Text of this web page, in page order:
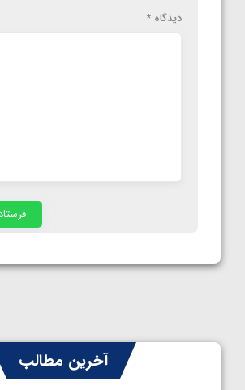
دیدگاه *
آخرین مطالب